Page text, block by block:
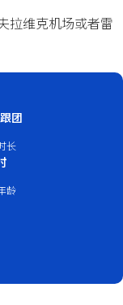
拉维克机场或者雷
团
长
龄